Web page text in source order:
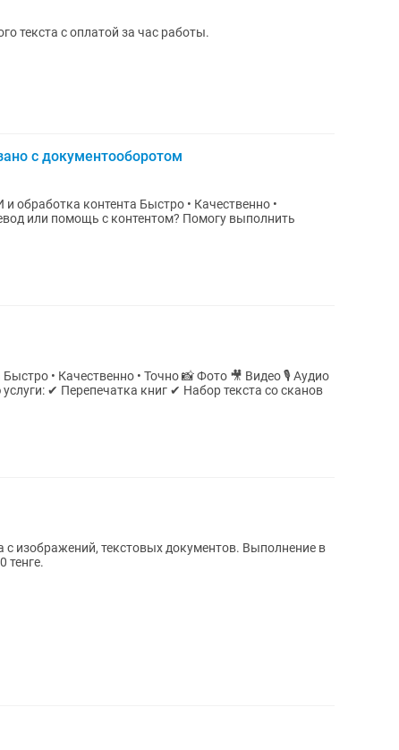
текста с оплатой за час работы.
с документооборотом
Быстро • Качественно •
с изображений, текстовых документов. Выполнение в
тенге.